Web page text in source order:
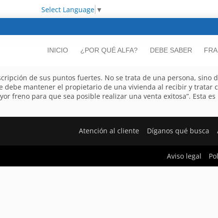
Select Language ▼
INICIO ¿POR QUÉ ALFA? DEBE SABER
de sus puntos fuertes. No se trata de una persona, sino
mantener el propietario de una vivienda al recibir y tratar
freno para que sea posible realizar una venta exitosa”. Esta
Atención al cliente Díganos qué busca
Aviso legal